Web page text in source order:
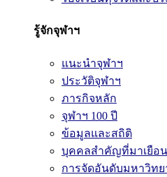
รู้จักจุฬาฯ
แนะนำจุฬาฯ
ประวัติจุฬาฯ
ภารกิจหลัก
จุฬาฯ 100 ปี
ข้อมูลและสถิติ
บุคคลสำคัญที่มาเยือน
การจัดอันดับมหาวิทย